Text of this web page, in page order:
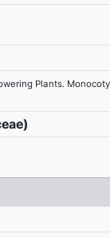
Plants.